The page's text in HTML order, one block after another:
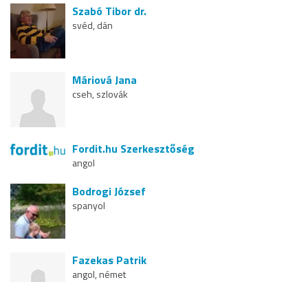
Szabó Tibor dr.
svéd, dán
Máriová Jana
cseh, szlovák
Fordit.hu Szerkesztőség
angol
Bodrogi József
spanyol
Fazekas Patrik
angol, német